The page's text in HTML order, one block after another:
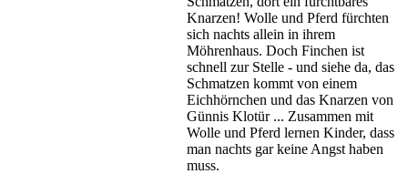
Knarzen! Wolle und Pferd fürchten
sich nachts allein in ihrem
Möhrenhaus. Doch Finchen ist
schnell zur Stelle - und siehe da, das
Schmatzen kommt von einem
Eichhörnchen und das Knarzen von
Günnis Klotür ... Zusammen mit
Wolle und Pferd lernen Kinder, dass
man nachts gar keine Angst haben
muss.